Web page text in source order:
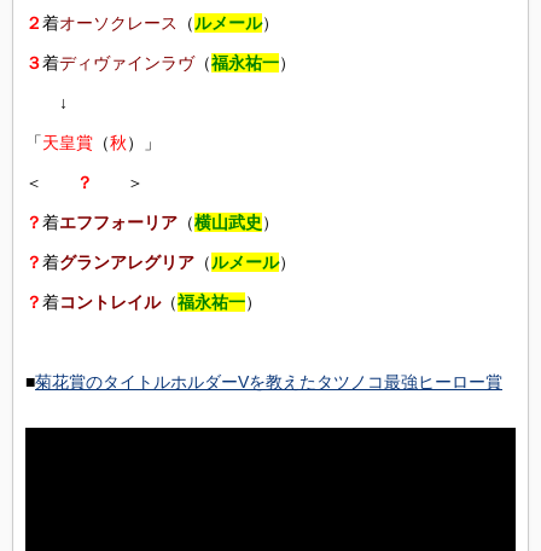
２着オーソクレース （ルメール）
３着ディヴァインラヴ（福永祐一）
↓
「天皇賞 （秋）」
＜ ？ ＞
？着エフフォーリア （横山武史）
？着グランアレグリア （ルメール）
？着コントレイル（福永祐一）
■菊花賞のタイトルホルダーVを教えたタツノコ最強ヒーロー賞